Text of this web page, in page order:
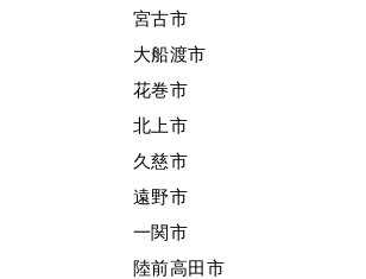
宮古市
大船渡市
花巻市
北上市
久慈市
遠野市
一関市
陸前高田市